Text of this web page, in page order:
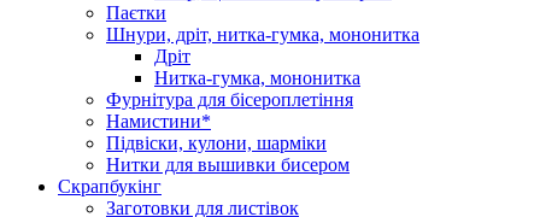
Паєтки
Шнури, дріт, нитка-гумка, мононитка
Дріт
Нитка-гумка, мононитка
Фурнітура для бісероплетіння
Намистини*
Підвіски, кулони, шарміки
Нитки для вышивки бисером
Скрапбукінг
Заготовки для листівок